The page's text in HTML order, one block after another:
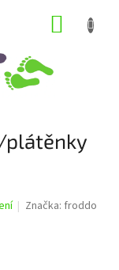
plátěnky
Značka:froddo